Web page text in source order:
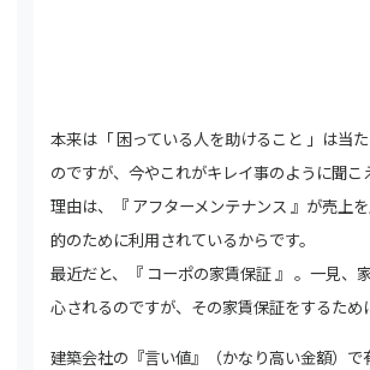
本来は「 困っている人を助けること 」は当
のですが、今やこれがキレイ事のように聞こ
理由は、『 アフターメンテナンス 』が売上
的のために利用されているからです。
最近だと、『 コーポの家賃保証 』 。一見、
心されるのですが、その家賃保証をするため
建築会社の『言い値』（かなり高い金額）で